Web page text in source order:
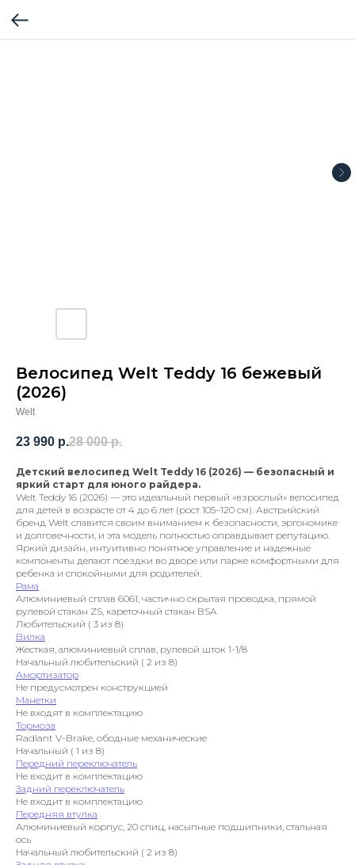
Велосипед Welt Teddy 16 бежевый
(2026)
Welt
23 990 р.28 000 р.
Детский велосипед Welt Teddy 16 (2026) — безопасный и
яркий старт для юного райдера.
Welt Teddy 16 (2026) — это идеальный первый «взрослый» велосипед
для детей в возрасте от 4 до 6 лет (рост 105–120 см). Австрийский
бренд Welt славится своим вниманием к безопасности, эргономике
и долговечности, и эта модель полностью оправдывает репутацию.
Яркий дизайн, интуитивно понятное управление и надежные
компоненты делают поездки во дворе или парке комфортными для
ребенка и спокойными для родителей.
Рама
Алюминиевый сплав 6061, частично скрытая проводка, прямой
рулевой стакан ZS, кареточный стакан BSA
Любительский ( 3 из 8)
Вилка
Жесткая, алюминиевый сплав, рулевой шток 1-1/8
Начальный любительский ( 2 из 8)
Амортизатор
Не предусмотрен конструкцией
Манетки
Не входят в комплектацию
Тормоза
Radiant V-Brake, ободные механические
Начальный ( 1 из 8)
Передний переключатель
Не входит в комплектацию
Задний переключатель
Не входит в комплектацию
Передняя втулка
Алюминиевый корпус, 20 спиц, насыпные подшипники, стальная
ось
Начальный любительский ( 2 из 8)